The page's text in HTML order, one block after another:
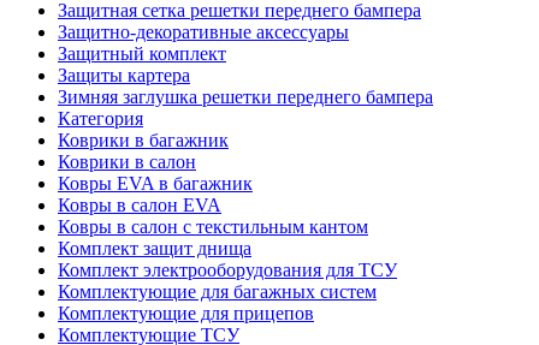
Защитная сетка решетки переднего бампера
Защитно-декоративные аксессуары
Защитный комплект
Защиты картера
Зимняя заглушка решетки переднего бампера
Категория
Коврики в багажник
Коврики в салон
Ковры EVA в багажник
Ковры в салон EVA
Ковры в салон с текстильным кантом
Комплект защит днища
Комплект электрооборудования для ТСУ
Комплектующие для багажных систем
Комплектующие для прицепов
Комплектующие ТСУ